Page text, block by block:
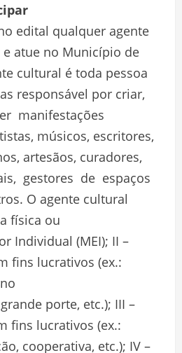
edital qualquer agente
atue no Município de
cultural é toda pessoa
responsável por criar,
manifestações
músicos, escritores,
artesãos, curadores,
gestores de espaços
O agente cultural
física ou
Individual (MEI); II –
fins lucrativos (ex.:
porte, etc.); III –
fins lucrativos (ex.:
cooperativa, etc.); IV –